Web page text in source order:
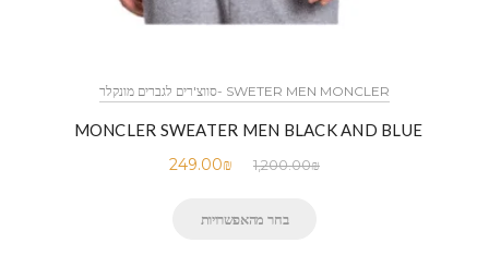
SWETER MEN MONCLER -סווצ'רים לגברים מונקלר
MONCLER SWEATER MEN BLACK AND BLUE
1,200.00₪
249.00₪
בחר מהאפשרויות